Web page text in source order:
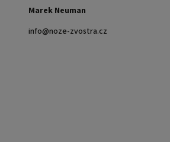
Marek Neuman
info@noze-zvostra.cz